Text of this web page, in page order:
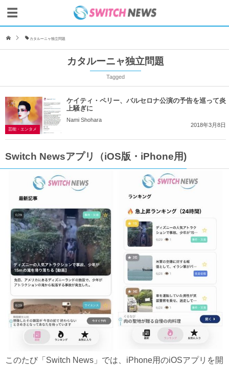
カタルーニャ独立問題
カタルーニャ独立問題
Tagged
芸能・エンタメ
ケイティ・ペリー、バルセロナ公演の予告を巡って炎
上騒ぎに
Nami Shohara
2018年3月8日
Switch Newsアプリ（iOS版・iPhone用)
このたび「Switch News」では、iPhone用のiOSアプリを開